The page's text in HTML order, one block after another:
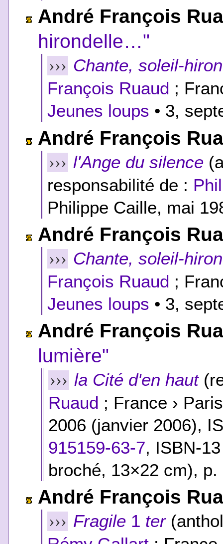
André François
hirondelle…"
››› Chante, soleil-
François Ruaud ;
Jeunes loups • 3,
André François
››› l'Ange du silence
responsabilité de :
Philippe Caille, mai
André François
››› Chante, soleil-
François Ruaud ;
Jeunes loups • 3,
André François
lumière"
››› la Cité d'en haut
Ruaud ; France ›
2006 (janvier 2006),
915159-63-7, ISBN-
broché, 13×22 cm), p.
André François
››› Fragile 1 ter